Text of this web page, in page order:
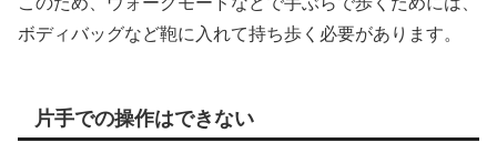
ボディバッグなど鞄に入れて持ち歩く必要があります。
片手での操作はできない